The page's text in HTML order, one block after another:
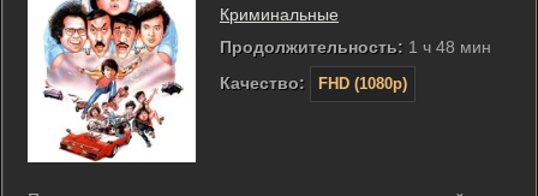
Криминальные
Продолжительность: 1 ч 48 мин
Качество:
FHD (1080p)